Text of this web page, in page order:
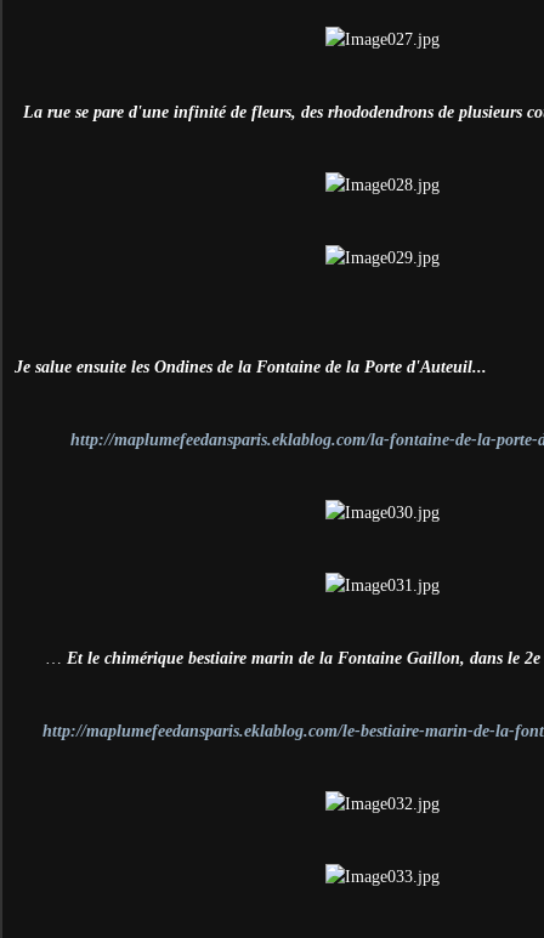
La rue se pare d'une infinité de fleurs, des rhododendrons de plusieurs
Je salue ensuite les Ondines de la Fontaine de la Porte d'Auteuil...
http://maplumefeedansparis.eklablog.com/la-fontaine-de-la-porte-
Et le chimérique bestiaire marin de la Fontaine Gaillon, dans le 2e
http://maplumefeedansparis.eklablog.com/le-bestiaire-marin-de-la-